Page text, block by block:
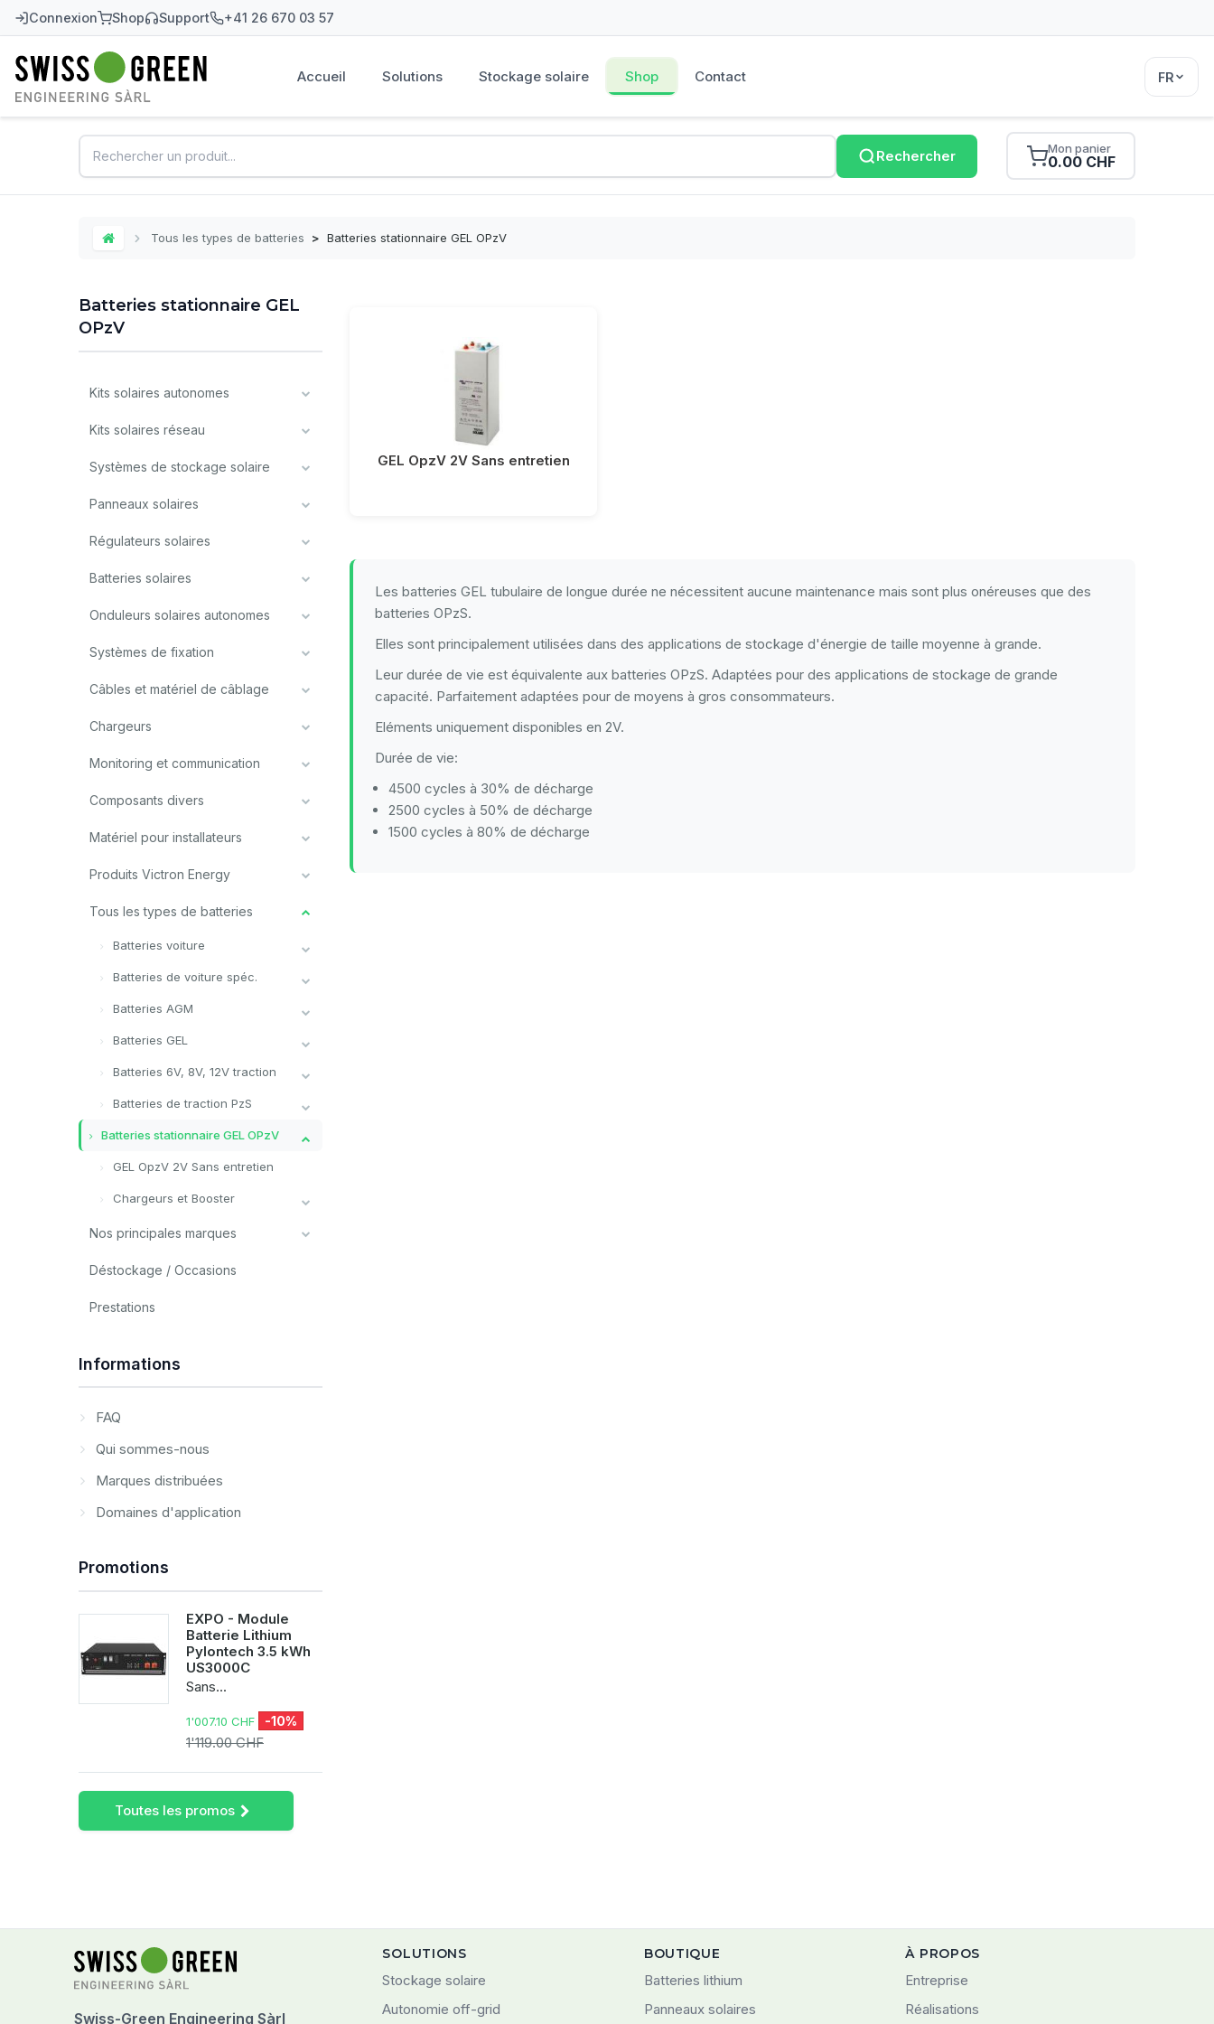
Connexion Shop Support +41 26 670 03 57
Swiss-Green Accueil Solutions Stockage solaire Shop Contact FR
Rechercher Mon panier
0.00 CHF
Home Tous les types de batteries > Batteries stationnaire GEL OPzV
Batteries stationnaire GEL
OPzV
Kits solaires autonomes
Kits solaires réseau
Systèmes de stockage solaire
Panneaux solaires
Régulateurs solaires
Batteries solaires
Onduleurs solaires autonomes
Systèmes de fixation
Câbles et matériel de câblage
Chargeurs
Monitoring et communication
Composants divers
Matériel pour installateurs
Produits Victron Energy
Tous les types de batteries
Batteries voiture
Batteries de voiture spéc.
Batteries AGM
Batteries GEL
Batteries 6V, 8V, 12V traction
Batteries de traction PzS
Batteries stationnaire GEL OPzV
GEL OpzV 2V Sans entretien
Chargeurs et Booster
Nos principales marques
Déstockage / Occasions
Prestations
Informations
FAQ
Qui sommes-nous
Marques distribuées
Domaines d'application
Promotions
EXPO - Module
Batterie Lithium
Pylontech 3.5 kWh
US3000C
Sans...
1'007.10 CHF -10%
1'119.00 CHF
Toutes les promos
GEL OpzV 2V Sans entretien
Les batteries GEL tubulaire de longue durée ne nécessitent aucune maintenance mais sont plus onéreuses que des
batteries OPzS.
Elles sont principalement utilisées dans des applications de stockage d'énergie de taille moyenne à grande.
Leur durée de vie est équivalente aux batteries OPzS. Adaptées pour des applications de stockage de grande
capacité. Parfaitement adaptées pour de moyens à gros consommateurs.
Eléments uniquement disponibles en 2V.
Durée de vie:
4500 cycles à 30% de décharge
2500 cycles à 50% de décharge
1500 cycles à 80% de décharge
Swiss-Green Engineering Sàrl
SOLUTIONS
Stockage solaire
Autonomie off-grid
BOUTIQUE
Batteries lithium
Panneaux solaires
À PROPOS
Entreprise
Réalisations